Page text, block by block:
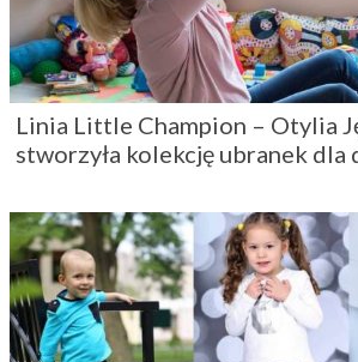
Linia Little Champion – Otylia
stworzyła kolekcję ubranek dla